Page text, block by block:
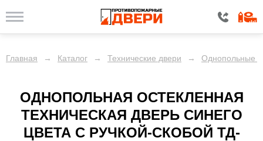
Главная → Каталог → Технические двери → Однопольные
ОДНОПОЛЬНАЯ ОСТЕКЛЕННАЯ
ТЕХНИЧЕСКАЯ ДВЕРЬ СИНЕГО
ЦВЕТА С РУЧКОЙ-СКОБОЙ ТД-